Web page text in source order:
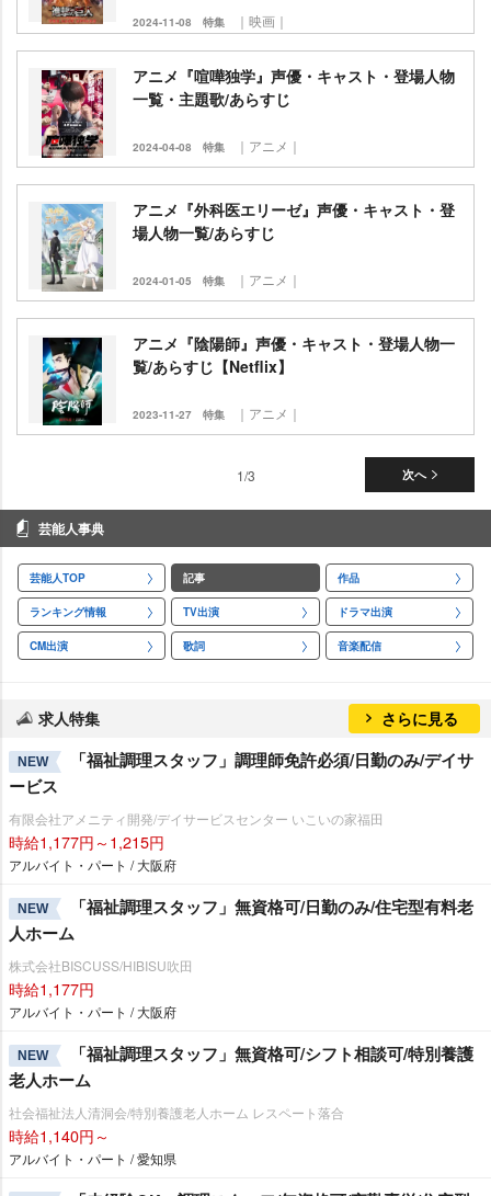
2024-11-08 特集 ｜映画｜
アニメ『喧嘩独学』声優・キャスト・登場人物
一覧・主題歌/あらすじ
2024-04-08 特集 ｜アニメ｜
アニメ『外科医エリーゼ』声優・キャスト・登
場人物一覧/あらすじ
2024-01-05 特集 ｜アニメ｜
アニメ『陰陽師』声優・キャスト・登場人物一
覧/あらすじ【Netflix】
2023-11-27 特集 ｜アニメ｜
次へ
1/3
芸能人事典
芸能人TOP 記事 作品
ランキング情報 TV出演 ドラマ出演
CM出演 歌詞 音楽配信
求人特集 さらに見る
NEW
「福祉調理スタッフ」調理師免許必須/日勤のみ/デイサ
ービス
有限会社アメニティ開発/デイサービスセンター いこいの家福田
時給1,177円～1,215円
アルバイト・パート / 大阪府
NEW
「福祉調理スタッフ」無資格可/日勤のみ/住宅型有料老
人ホーム
株式会社BISCUSS/HIBISU吹田
時給1,177円
アルバイト・パート / 大阪府
NEW
「福祉調理スタッフ」無資格可/シフト相談可/特別養護
老人ホーム
社会福祉法人清洞会/特別養護老人ホーム レスペート落合
時給1,140円～
アルバイト・パート / 愛知県